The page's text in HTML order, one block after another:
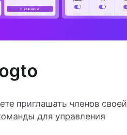
приглашать членов своей
для управления